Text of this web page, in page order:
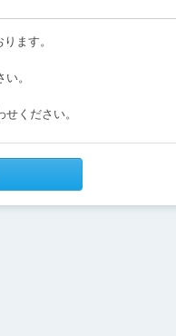
ます。
。
ください。